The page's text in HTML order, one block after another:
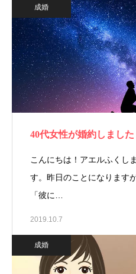
成婚
40代女性が婚約しました
こんにちは！アエルふくし
す。昨日のことになります
「彼に…
2019.10.7
成婚